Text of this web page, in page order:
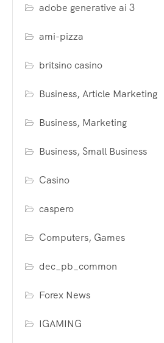
adobe generative ai 3
ami-pizza
britsino casino
Business, Article Marketing
Business, Marketing
Business, Small Business
Casino
caspero
Computers, Games
dec_pb_common
Forex News
IGAMING